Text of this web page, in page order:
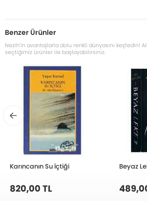
Benzer Ürünler
Nezih’in avantajlarla dolu renkli dünyasını keşfedin!
seçtiğimiz ürünler ile başlayabilirsiniz.
Karıncanın Su İçtiği
820,00 TL
Beyaz